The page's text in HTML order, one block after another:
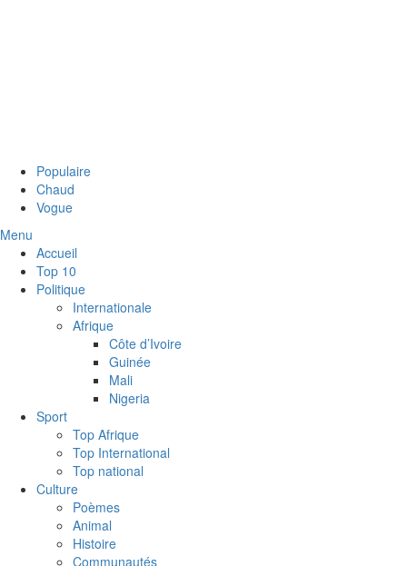
Populaire
Chaud
Vogue
Menu
Accueil
Top 10
Politique
Internationale
Afrique
Côte d’Ivoire
Guinée
Mali
Nigeria
Sport
Top Afrique
Top International
Top national
Culture
Poèmes
Animal
Histoire
Communautés